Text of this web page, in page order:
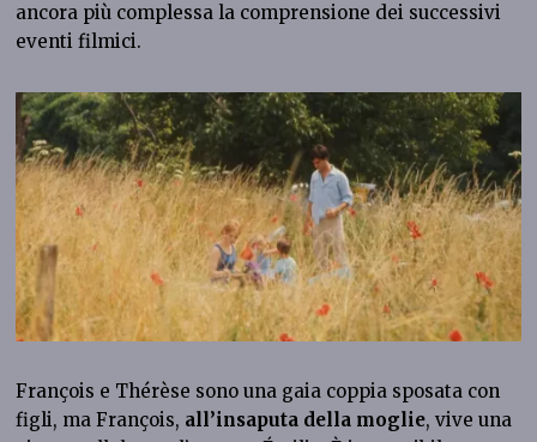
ancora più complessa la comprensione dei successivi
eventi filmici.
François e Thérèse sono una gaia coppia sposata con
figli, ma François, all’insaputa della moglie, vive una